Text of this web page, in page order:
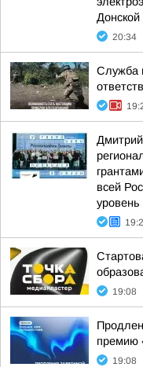
Донской
20:34
Служба
всей
уровень
19:08
премию
19:08